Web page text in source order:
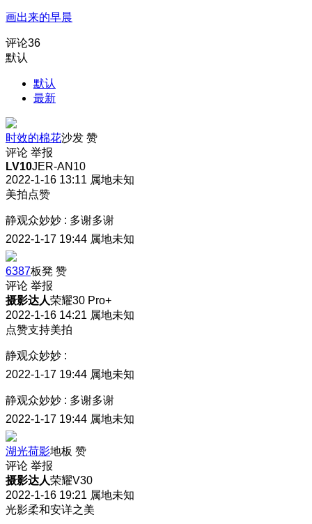
画出来的早晨
评论36
默认
默认
最新
时效的棉花沙发 赞
评论 举报
LV10JER-AN10
2022-1-16 13:11 属地未知
美拍点赞
静观众妙妙 : 多谢多谢
2022-1-17 19:44 属地未知
6387板凳 赞
评论 举报
摄影达人荣耀30 Pro+
2022-1-16 14:21 属地未知
点赞支持美拍
静观众妙妙 :
2022-1-17 19:44 属地未知
静观众妙妙 : 多谢多谢
2022-1-17 19:44 属地未知
湖光荷影地板 赞
评论 举报
摄影达人荣耀V30
2022-1-16 19:21 属地未知
光影柔和安详之美